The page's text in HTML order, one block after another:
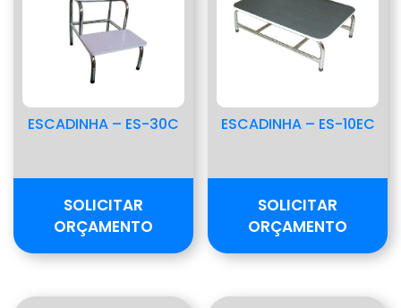
ESCADINHA – ES-30C
SOLICITAR
ORÇAMENTO
ESCADINHA – ES-10EC
SOLICITAR
ORÇAMENTO